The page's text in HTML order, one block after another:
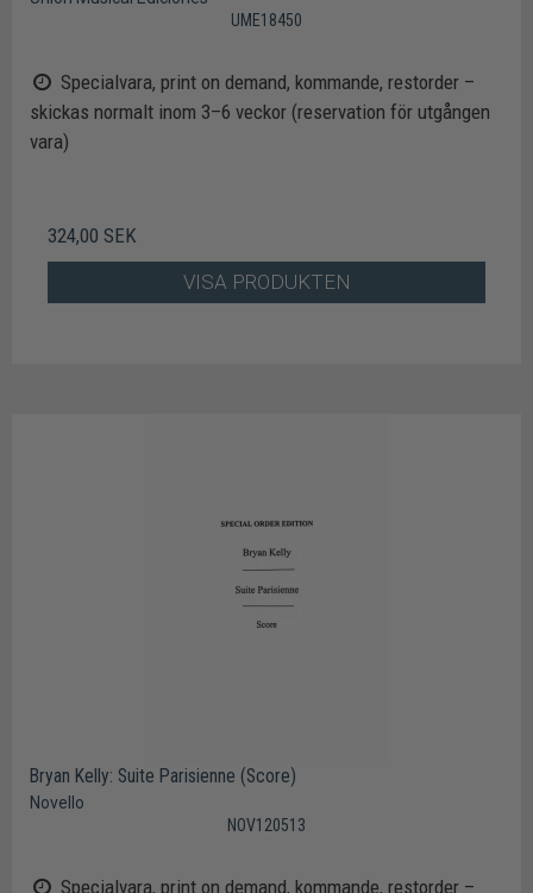
UME18450
Specialvara, print on demand, kommande, restorder –
skickas normalt inom 3–6 veckor (reservation för utgången
vara)
324,00 SEK
VISA PRODUKTEN
Bryan Kelly: Suite Parisienne (Score)
Novello
NOV120513
Specialvara, print on demand, kommande, restorder –